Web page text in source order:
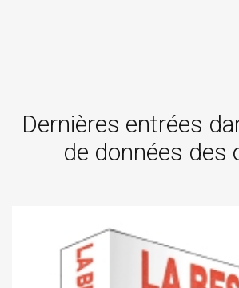
Dernières entrées
de données des